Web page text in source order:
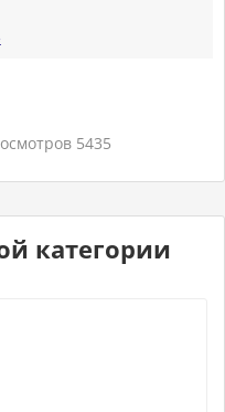
5435
категории